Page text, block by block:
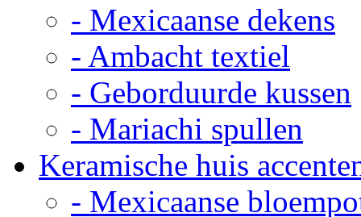
- Mexicaanse dekens
- Ambacht textiel
- Geborduurde kussen
- Mariachi spullen
Keramische huis
- Mexicaanse